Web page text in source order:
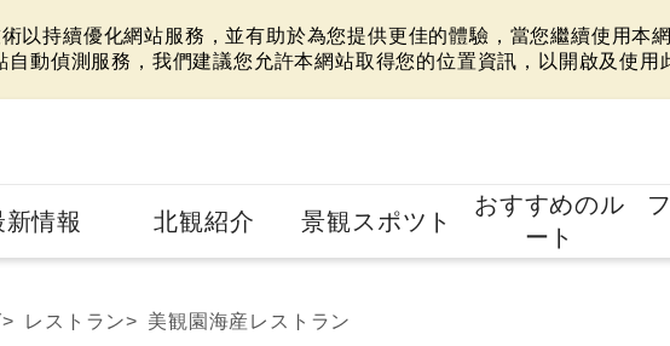
以持續優化網站服務，並有助於為您提供更佳的體驗，當您繼續使用本
動偵測服務，我們建議您允許本網站取得您的位置資訊，以開啟及使用
新情報 北観紹介 景観スポツト
おすすめのル
ート
レストラン 美観園海産レストラン